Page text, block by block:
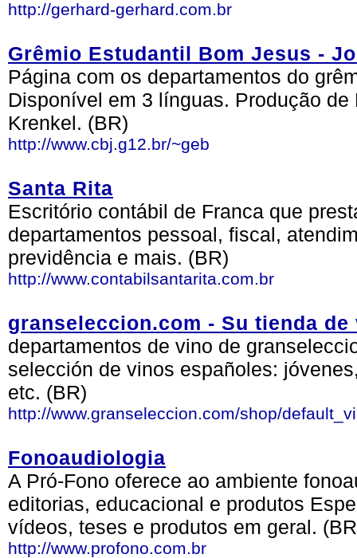
http://gerhard-gerhard.com.br
Grêmio Estudantil Bom Jesus -
Página com os departamentos do
Disponível em 3 línguas. Produção
Krenkel. (BR)
http://www.cbj.g12.br/~geb
Santa Rita
Escritório contábil de Franca que
departamentos pessoal, fiscal,
previdência e mais. (BR)
http://www.contabilsantarita.com.br
granseleccion.com - Su tienda
departamentos de vino de
selección de vinos españoles:
etc. (BR)
http://www.granseleccion.com/shop/
Fonoaudiologia
A Pró-Fono oferece ao ambiente
editorias, educacional e produtos
vídeos, teses e produtos em geral.
http://www.profono.com.br